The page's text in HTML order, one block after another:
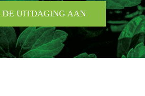
DE UITDAGING AAN